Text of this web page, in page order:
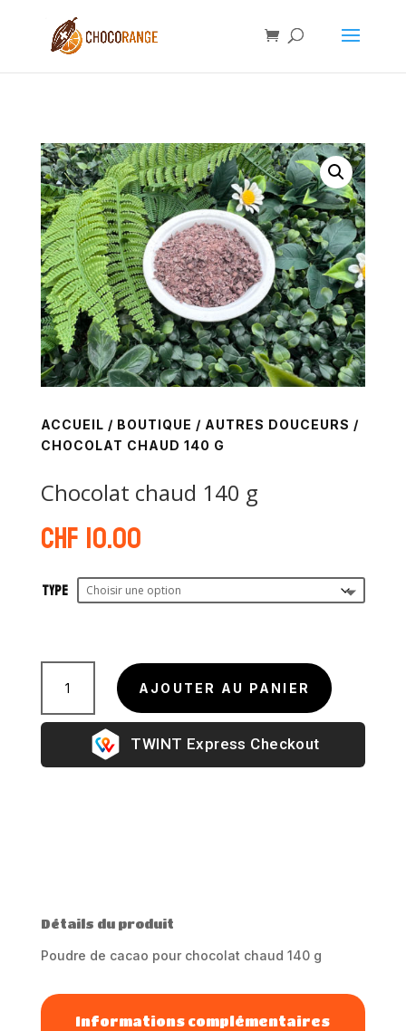
ACCUEIL / BOUTIQUE / AUTRES DOUCEURS /
CHOCOLAT CHAUD 140 G
Chocolat chaud 140 g
CHF10.00
Type
quantité
Chocolat
chaud
g
AJOUTER AU PANIER
Express Checkout
t
i
e
:
Détails du produit
Poudre de cacao pour chocolat chaud 140 g
Informations complémentaires